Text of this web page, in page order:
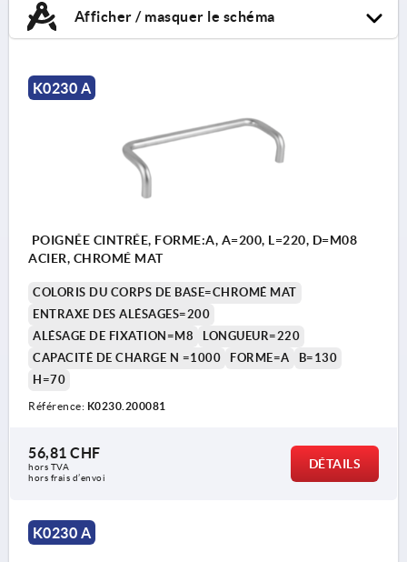
Afficher / masquer le schéma
K0230 A
POIGNÉE CINTRÉE, FORME:A, A=200, L=220, D=M08
ACIER, CHROMÉ MAT
COLORIS DU CORPS DE BASE=CHROMÉ MAT
ENTRAXE DES ALÉSAGES=200
ALÉSAGE DE FIXATION=M8
LONGUEUR=220
CAPACITÉ DE CHARGE N =1000
FORME=A
B=130
H=70
Référence: K0230.200081
56,81 CHF
hors TVA
hors frais d’envoi
DÉTAILS
K0230 A